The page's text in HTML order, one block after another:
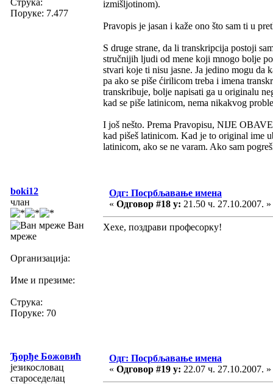
Поруке: 7.477
izmišljotinom).
Pravopis je jasan i kaže ono što sam ti u
S druge strane, da li transkripcija postoji
stručnijih ljudi od mene koji mnogo bolje
stvari koje ti nisu jasne. Ja jedino mogu da
pa ako se piše ćirilicom treba i imena
transkribuje, bolje napisati ga u originalu
kad se piše latinicom, nema nikakvog
I još nešto. Prema Pravopisu, NIJE
kad pišeš latinicom. Kad je to original ime
latinicom, ako se ne varam. Ako sam
boki12
члан
Ван
мреже
Организација:
Име и презиме:
Струка:
Поруке: 70
Одг: Посрбљавање имена
« Одговор #18 у: 21.50 ч. 27.10.2007. »
Хехе, поздрави професорку!
Ђорђе Божовић
језикословац
староседелац
Одг: Посрбљавање имена
« Одговор #19 у: 22.07 ч. 27.10.2007. »